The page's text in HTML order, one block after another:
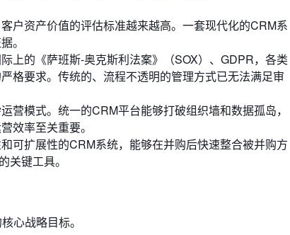
户资产价值的评估标准越来越高。一套现代化的CRM系
。
上的《萨班斯-奥克斯利法案》（SOX）、GDPR，各类
格要求。传统的、流程不透明的管理方式已无法满足审
营模式。统一的CRM平台能够打破组织墙和数据孤岛，
效率至关重要。
可扩展性的CRM系统，能够在并购后快速整合被并购方
关键工具。
心战略目标。